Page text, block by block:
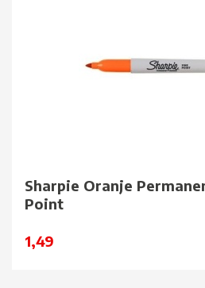
Sharpie Oranje
Point
1,49